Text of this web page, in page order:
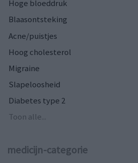
Hoge bloeddruk
Blaasontsteking
Acne/puistjes
Hoog cholesterol
Migraine
Slapeloosheid
Diabetes type 2
Toon alle...
medicijn-categorie